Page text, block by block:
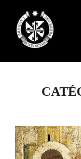
contenu